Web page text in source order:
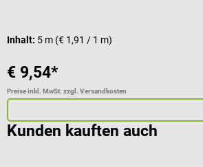
Inhalt: 5 m (€ 1,91 / 1 m)
€ 9,54*
Preise inkl. MwSt. zzgl. Versandkosten
Kunden kauften auch